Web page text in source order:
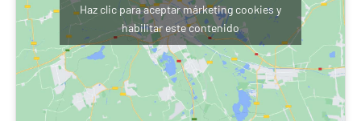
Trasero 32 psi
DIMENSIONES Y CAPACIDADES
Largo 2110 mm
Ancho 785 mm (sin espejos)
Haz clic para aceptar márketing cookies y
habilitar este contenido